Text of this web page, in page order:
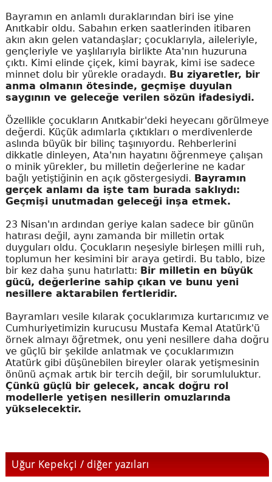
Bayramın en anlamlı duraklarından biri ise yine
Anıtkabir oldu. Sabahın erken saatlerinden itibaren
akın akın gelen vatandaşlar; çocuklarıyla, aileleriyle,
gençleriyle ve yaşlılarıyla birlikte Ata'nın huzuruna
çıktı. Kimi elinde çiçek, kimi bayrak, kimi ise sadece
minnet dolu bir yürekle oradaydı. Bu ziyaretler, bir
anma olmanın ötesinde, geçmişe duyulan
saygının ve geleceğe verilen sözün ifadesiydi.
Özellikle çocukların Anıtkabir'deki heyecanı görülmeye
değerdi. Küçük adımlarla çıktıkları o merdivenlerde
aslında büyük bir bilinç taşınıyordu. Rehberlerini
dikkatle dinleyen, Ata'nın hayatını öğrenmeye çalışan
o minik yürekler, bu milletin değerlerine ne kadar
bağlı yetiştiğinin en açık göstergesiydi. Bayramın
gerçek anlamı da işte tam burada saklıydı:
Geçmişi unutmadan geleceği inşa etmek.
23 Nisan'ın ardından geriye kalan sadece bir günün
hatırası değil, aynı zamanda bir milletin ortak
duyguları oldu. Çocukların neşesiyle birleşen milli ruh,
toplumun her kesimini bir araya getirdi. Bu tablo, bize
bir kez daha şunu hatırlattı: Bir milletin en büyük
gücü, değerlerine sahip çıkan ve bunu yeni
nesillere aktarabilen fertleridir.
Bayramları vesile kılarak çocuklarımıza kurtarıcımız ve
Cumhuriyetimizin kurucusu Mustafa Kemal Atatürk'ü
örnek almayı öğretmek, onu yeni nesillere daha doğru
ve güçlü bir şekilde anlatmak ve çocuklarımızın
Atatürk gibi düşünebilen bireyler olarak yetişmesinin
önünü açmak artık bir tercih değil, bir sorumluluktur.
Çünkü güçlü bir gelecek, ancak doğru rol
modellerle yetişen nesillerin omuzlarında
yükselecektir.
Uğur Kepekçi / diğer yazıları